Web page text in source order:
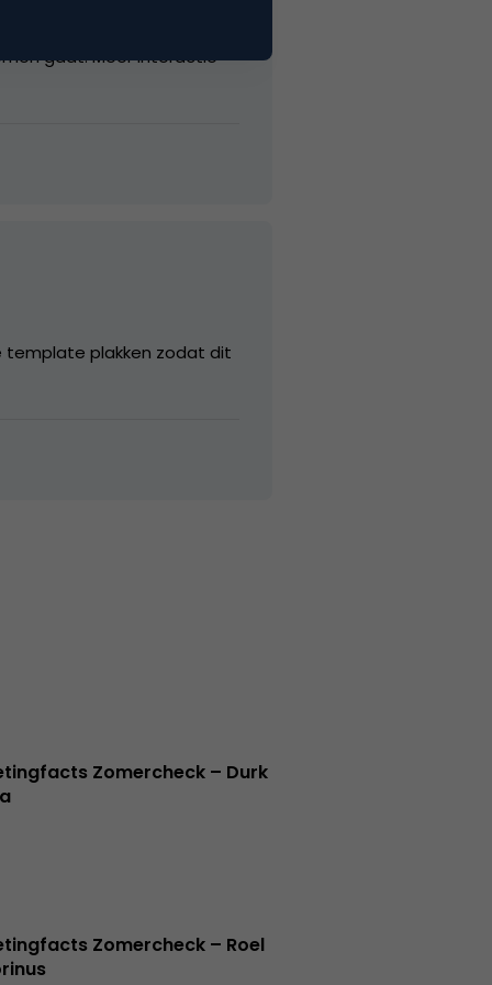
gaat: Meer interactie
template plakken zodat dit
Zomercheck – Durk
Zomercheck – Roel